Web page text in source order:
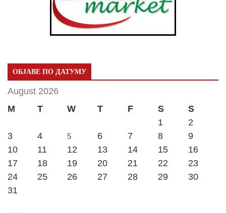
ОБЈАВЕ ПО ДАТУМУ
August 2026
M
T W T F S
S
1
2
3
4 5 6 7 8
9
10
11 12 13 14 15
16
17
18 19 20 21 22
23
24
25 26 27 28 29
30
31